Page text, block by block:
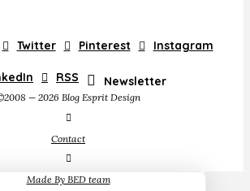
Twitter Pinterest Instagram
RSS Newsletter
— 2026 Blog Esprit Design
Contact
Made By BED team